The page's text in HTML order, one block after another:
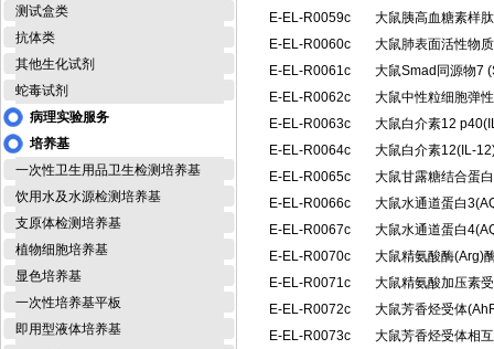
测试盒类
抗体类
其他生化试剂
蛇毒试剂
病理实验服务
培养基
一次性卫生用品卫生检测培养基
饮用水及水源检测培养基
支原体检测培养基
植物细胞培养基
显色培养基
一次性培养基平板
即用型液体培养基
E-EL-R0059c
大鼠胰高血糖素样
E-EL-R0060c
大鼠肺表面活性物
E-EL-R0061c
大鼠Smad同源物7
E-EL-R0062c
大鼠中性粒细胞弹
E-EL-R0063c
大鼠白介素12
E-EL-R0064c
大鼠白介素12(IL-
E-EL-R0065c
大鼠甘露糖结合蛋
E-EL-R0066c
大鼠水通道蛋白
E-EL-R0067c
大鼠水通道蛋白
E-EL-R0070c
大鼠精氨酸酶(Arg)
E-EL-R0071c
大鼠精氨酸加压素
E-EL-R0072c
大鼠芳香烃受体
E-EL-R0073c
大鼠芳香烃受体相